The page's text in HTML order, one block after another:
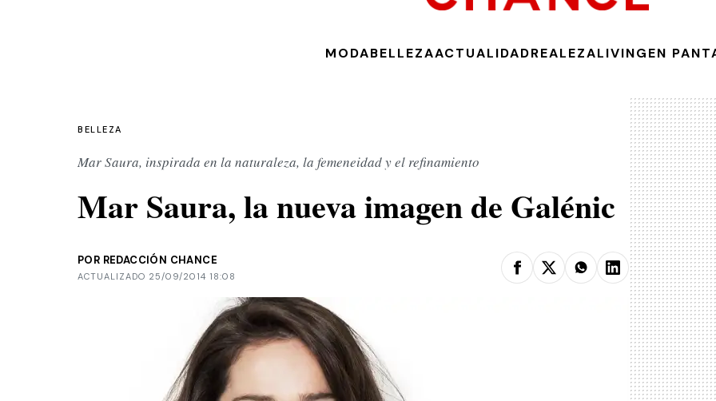
MODABELLEZAACTUALIDADREALEZALIVINGEN
BELLEZA
Mar Saura, inspirada en la naturaleza, la femeneidad y el refinamiento
Mar Saura, la nueva imagen de Galénic
POR REDACCIÓN CHANCE
ACTUALIZADO 25/09/2014 18:08